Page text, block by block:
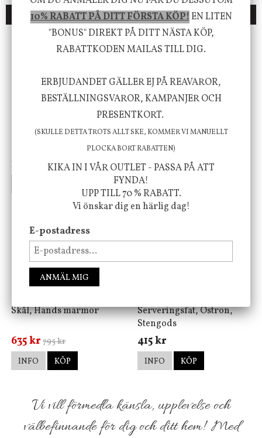
DU KANSKE OCKSÅ ÄR INTRESSERAD AV
ENDAST 1 ST KVAR I LAGER
Cloudy kruka mini, vit
199 kr
Bordslampa Mushroom
vit, Utomhus
499 kr
INFO
Skål, Hands marmor
635 kr 795 kr
-20%
INFO KÖP
Serveringsfat, Ostron,
Stengods
415 kr
INFO KÖP
Vi vill förmedla känsla, upplevelse och
välbefinnande för dig och ditt hem! Med
10% RABATT PÅ DITT FÖRSTA KÖP!EN LITEN
"BONUS" DIREKT PÅ DITT NÄSTA KÖP,
RABATTKODEN MAILAS TILL DIG.
ERBJUDANDET GÄLLER EJ PÅ REAVAROR,
BESTÄLLNINGSVAROR, KAMPANJER OCH
PRESENTKORT.
(SKULLE DETTA TROTS ALLT SKE, KOMMER VI MANUELLT
PLOCKA BORT RABATTEN)
KIKA IN I VÅR OUTLET - PASSA PÅ ATT
FYNDA!
UPP TILL 70 % RABATT.
Vi önskar dig en härlig dag!
E-postadress
ANMÄL MIG